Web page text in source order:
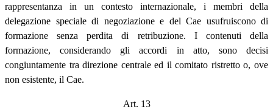
rappresentanza in un contesto internazionale, i membri della
delegazione speciale di negoziazione e del Cae usufruiscono di
formazione senza perdita di retribuzione. I contenuti della
formazione, considerando gli accordi in atto, sono decisi
congiuntamente tra direzione centrale ed il comitato ristretto o, ove
non esistente, il Cae.
Art. 13